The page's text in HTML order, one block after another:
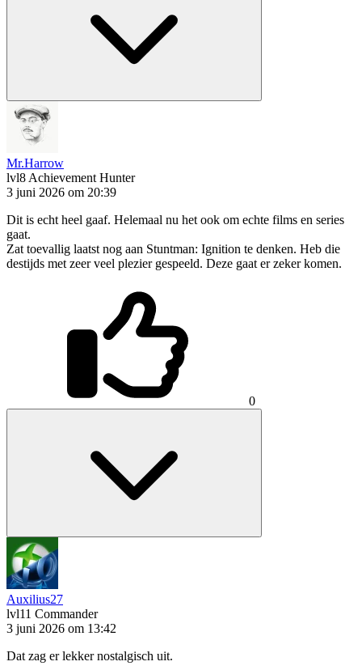
Mr.Harrow
lvl8 Achievement Hunter
3 juni 2026 om 20:39
Dit is echt heel gaaf. Helemaal nu het ook om echte films en series
gaat.
Zat toevallig laatst nog aan Stuntman: Ignition te denken. Heb die
destijds met zeer veel plezier gespeeld. Deze gaat er zeker komen.
0
Auxilius27
lvl11 Commander
3 juni 2026 om 13:42
Dat zag er lekker nostalgisch uit.